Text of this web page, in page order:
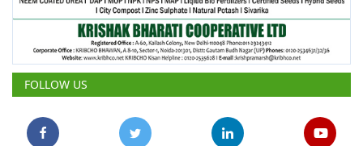
FOLLOW US